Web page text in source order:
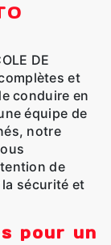
DE
et
conduire en
équipe de
notre
de
sécurité et
pour un